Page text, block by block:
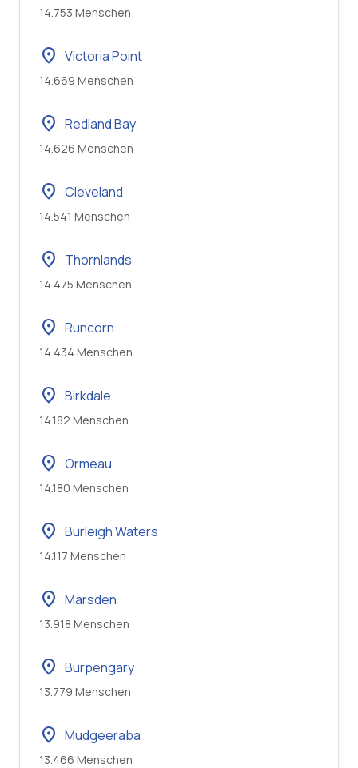
14.753 Menschen
location_on Victoria Point
14.669 Menschen
location_on Redland Bay
14.626 Menschen
location_on Cleveland
14.541 Menschen
location_on Thornlands
14.475 Menschen
location_on Runcorn
14.434 Menschen
location_on Birkdale
14.182 Menschen
location_on Ormeau
14.180 Menschen
location_on Burleigh Waters
14.117 Menschen
location_on Marsden
13.918 Menschen
location_on Burpengary
13.779 Menschen
location_on Mudgeeraba
13.466 Menschen